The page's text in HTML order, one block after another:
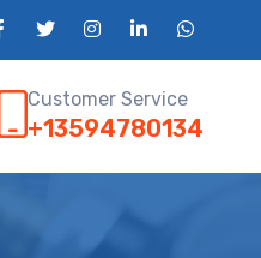
Customer Service
+13594780134